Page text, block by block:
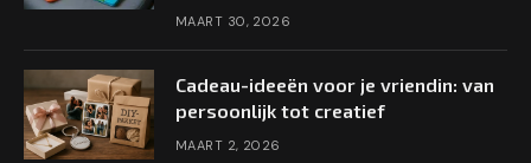
MAART 30, 2026
Cadeau-ideeën voor je vriendin: van
persoonlijk tot creatief
MAART 2, 2026